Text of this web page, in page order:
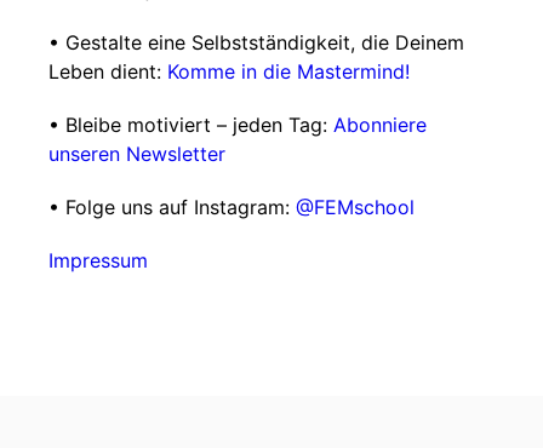
• Gestalte eine Selbstständigkeit, die Deinem
Leben dient: Komme in die Mastermind!
• Bleibe motiviert – jeden Tag: Abonniere
unseren Newsletter
• Folge uns auf Instagram: @FEMschool
Impressum